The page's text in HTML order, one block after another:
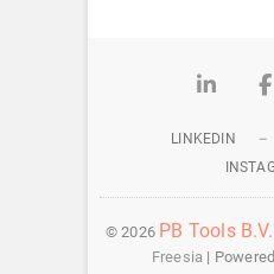
LINKEDIN
© 2026 PB Tools B.V.
Freesia |